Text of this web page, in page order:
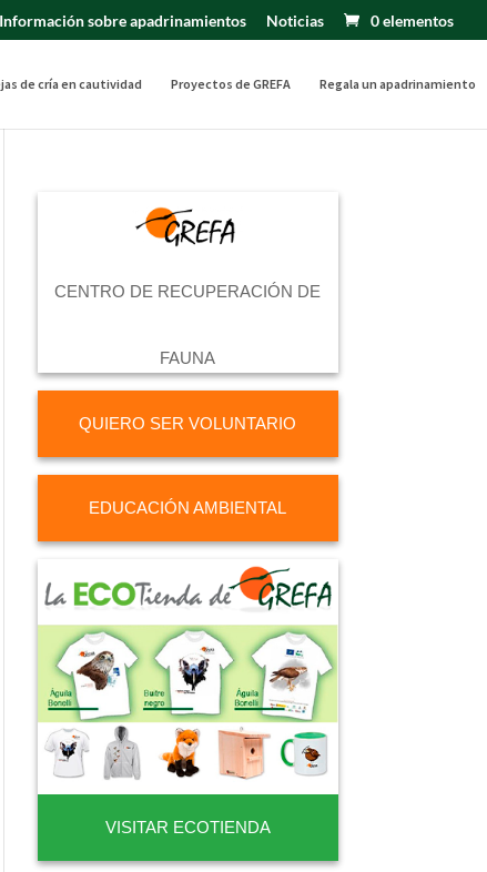
Información sobre apadrinamientos Noticias 0 elementos
de cría en cautividad Proyectos de GREFA Regala un apadrinamiento
CENTRO DE RECUPERACIÓN DE
FAUNA
QUIERO SER VOLUNTARIO
EDUCACIÓN AMBIENTAL
VISITAR ECOTIENDA